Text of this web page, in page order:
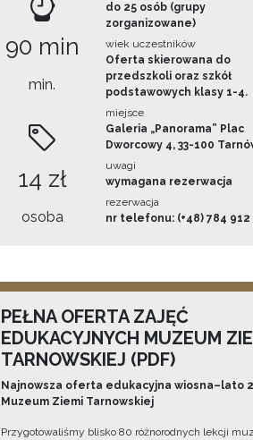
90 min
min.
14 zł
osoba
do 25 osób (grupy
zorganizowane)
wiek uczestników
Oferta skierowana do
przedszkoli oraz szkół
podstawowych klasy 1-4.
miejsce
Galeria „Panorama” Plac
Dworcowy 4, 33-100
uwagi
wymagana rezerwacja
rezerwacja
nr telefonu: (+48) 784 912
PEŁNA OFERTA ZAJĘĆ
EDUKACYJNYCH MUZEUM
TARNOWSKIEJ (PDF)
Najnowsza oferta edukacyjna wiosna–lato
Muzeum Ziemi Tarnowskiej
Przygotowaliśmy blisko 80 różnorodnych lekcji